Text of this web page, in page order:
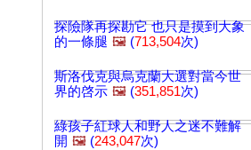
探險隊再探勘它 也只是摸到大象
的一條腿 🖼️ (713,504次)
斯洛伐克與烏克蘭大選對當今世
界的啓示 🖼️ (351,851次)
綠孩子紅球人和野人之迷不難解
開 🖼️ (243,047次)